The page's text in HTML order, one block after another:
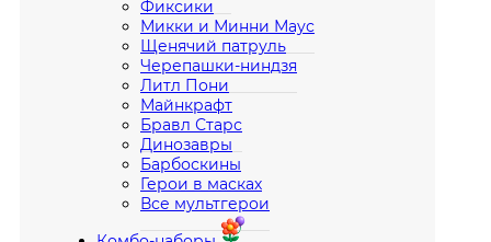
Фиксики
Микки и Минни Маус
Щенячий патруль
Черепашки-ниндзя
Литл Пони
Майнкрафт
Бравл Старс
Динозавры
Барбоскины
Герои в масках
Все мультгерои